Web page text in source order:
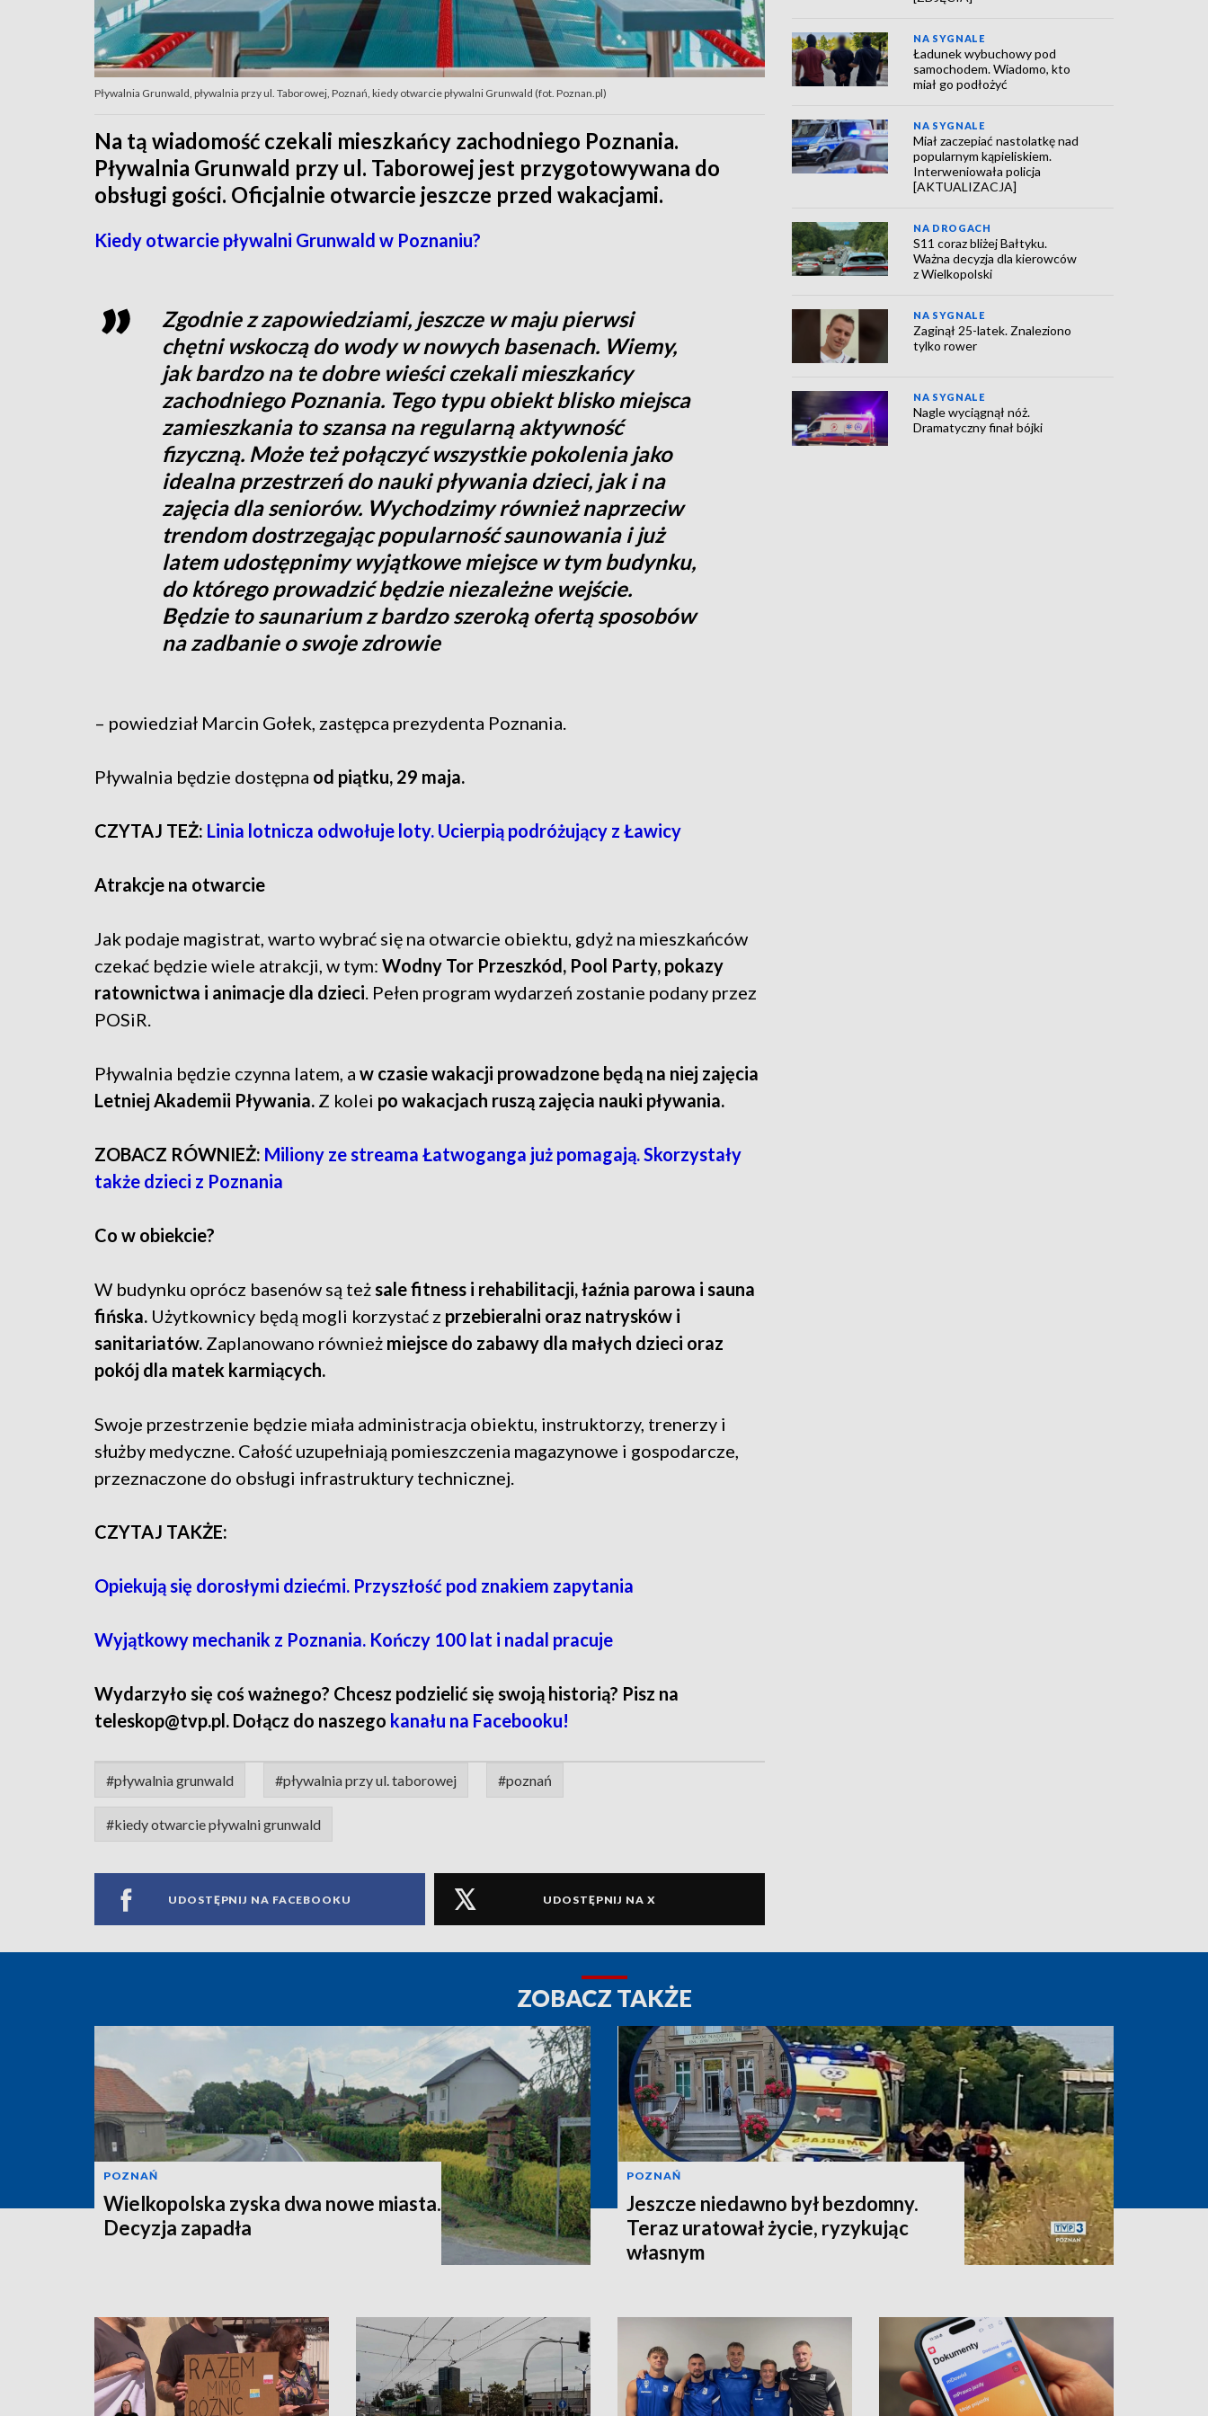
Pływalnia Grunwald, pływalnia przy ul. Taborowej, Poznań, kiedy otwarcie pływalni Grunwald (fot. Poznan.pl)
Na tą wiadomość czekali mieszkańcy zachodniego Poznania.
Pływalnia Grunwald przy ul. Taborowej jest przygotowywana do
obsługi gości. Oficjalnie otwarcie jeszcze przed wakacjami.
Kiedy otwarcie pływalni Grunwald w Poznaniu?
Zgodnie z zapowiedziami, jeszcze w maju pierwsi
chętni wskoczą do wody w nowych basenach. Wiemy,
jak bardzo na te dobre wieści czekali mieszkańcy
zachodniego Poznania. Tego typu obiekt blisko miejsca
zamieszkania to szansa na regularną aktywność
fizyczną. Może też połączyć wszystkie pokolenia jako
idealna przestrzeń do nauki pływania dzieci, jak i na
zajęcia dla seniorów. Wychodzimy również naprzeciw
trendom dostrzegając popularność saunowania i już
latem udostępnimy wyjątkowe miejsce w tym budynku,
do którego prowadzić będzie niezależne wejście.
Będzie to saunarium z bardzo szeroką ofertą sposobów
na zadbanie o swoje zdrowie
– powiedział Marcin Gołek, zastępca prezydenta Poznania.
Pływalnia będzie dostępna od piątku, 29 maja.
CZYTAJ TEŻ: Linia lotnicza odwołuje loty. Ucierpią podróżujący z Ławicy
Atrakcje na otwarcie
Jak podaje magistrat, warto wybrać się na otwarcie obiektu, gdyż na mieszkańców
czekać będzie wiele atrakcji, w tym: Wodny Tor Przeszkód, Pool Party, pokazy
ratownictwa i animacje dla dzieci. Pełen program wydarzeń zostanie podany przez
POSiR.
Pływalnia będzie czynna latem, a w czasie wakacji prowadzone będą na niej zajęcia
Letniej Akademii Pływania. Z kolei po wakacjach ruszą zajęcia nauki pływania.
ZOBACZ RÓWNIEŻ: Miliony ze streama Łatwoganga już pomagają. Skorzystały
także dzieci z Poznania
Co w obiekcie?
W budynku oprócz basenów są teżsale fitness i rehabilitacji, łaźnia parowa i sauna
fińska. Użytkownicy będą mogli korzystać z przebieralni oraz natrysków i
sanitariatów. Zaplanowano również miejsce do zabawy dla małych dzieci oraz
pokój dla matek karmiących.
Swoje przestrzenie będzie miała administracja obiektu, instruktorzy, trenerzy i
służby medyczne. Całość uzupełniają pomieszczenia magazynowe i gospodarcze,
przeznaczone do obsługi infrastruktury technicznej.
CZYTAJ TAKŻE:
Opiekują się dorosłymi dziećmi. Przyszłość pod znakiem zapytania
Wyjątkowy mechanik z Poznania. Kończy 100 lat i nadal pracuje
Wydarzyło się coś ważnego? Chcesz podzielić się swoją historią? Pisz na
teleskop@tvp.pl. Dołącz do naszego kanału na Facebooku!
#pływalnia grunwald #pływalnia przy ul. taborowej #poznań
#kiedy otwarcie pływalni grunwald
UDOSTĘPNIJ NA FACEBOOKU UDOSTĘPNIJ NA X
NA SYGNALE
Ładunek wybuchowy pod
samochodem. Wiadomo, kto
miał go podłożyć
NA SYGNALE
Miał zaczepiać nastolatkę nad
popularnym kąpieliskiem.
Interweniowała policja
[AKTUALIZACJA]
NA DROGACH
S11 coraz bliżej Bałtyku.
Ważna decyzja dla kierowców
z Wielkopolski
NA SYGNALE
Zaginął 25-latek. Znaleziono
tylko rower
NA SYGNALE
Nagle wyciągnął nóż.
Dramatyczny finał bójki
ZOBACZ TAKŻE
POZNAŃ
Wielkopolska zyska dwa nowe miasta.
Decyzja zapadła
POZNAŃ
Jeszcze niedawno był bezdomny.
Teraz uratował życie, ryzykując
własnym